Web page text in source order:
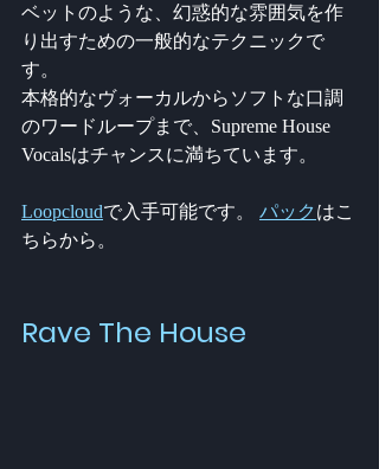
ベットのような、幻惑的な雰囲気を作
り出すための一般的なテクニックで
す。
本格的なヴォーカルからソフトな口調
のワードループまで、Supreme House
Vocalsはチャンスに満ちています。
Loopcloudで入手可能です。 パック はこ
ちらから。
Rave The House